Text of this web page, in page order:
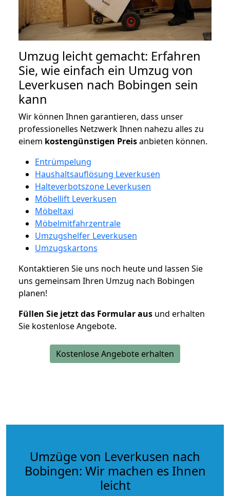
Umzug leicht gemacht: Erfahren
Sie, wie einfach ein Umzug von
Leverkusen nach Bobingen sein
kann
Wir können Ihnen garantieren, dass unser
professionelles Netzwerk Ihnen nahezu alles zu
einem kostengünstigen Preisanbieten können.
Entrümpelung
Haushaltsauflösung Leverkusen
Halteverbotszone Leverkusen
Möbellift Leverkusen
Möbeltaxi
Möbelmitfahrzentrale
Umzugshelfer Leverkusen
Umzugskartons
Kontaktieren Sie uns noch heute und lassen Sie
uns gemeinsam Ihren Umzug nach Bobingen
planen!
Füllen Sie jetzt das Formular aus und erhalten
Sie kostenlose Angebote.
Kostenlose Angebote erhalten
Umzüge von Leverkusen nach
Bobingen: Wir machen es Ihnen
leicht